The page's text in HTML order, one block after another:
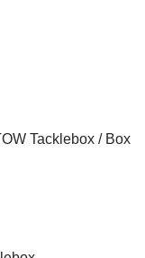
Tacklebox / Box